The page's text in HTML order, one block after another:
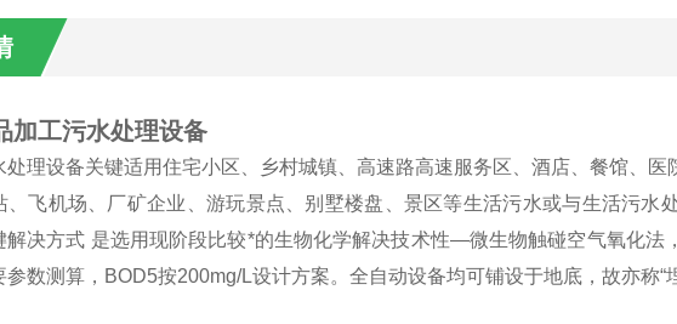
加工污水处理设备
处理设备关键适用住宅小区、乡村城镇、高速路高速服务区、酒店、餐馆、
、飞机场、厂矿企业、游玩景点、别墅楼盘、景区等生活污水或与生活污水
解决方式 是选用现阶段比较*的生物化学解决技术性—微生物触碰空气氧化法
参数测算，BOD5按200mg/L设计方案。全自动设备均可铺设于地底，故亦称“